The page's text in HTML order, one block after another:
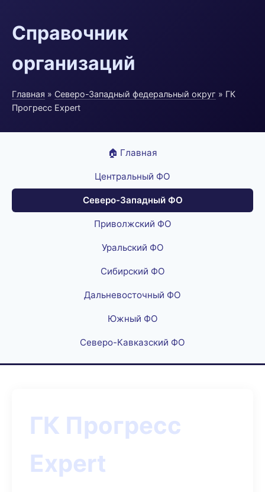
Справочник
организаций
Главная » Северо-Западный федеральный округ » ГК
Прогресс Expert
🏠 Главная
Центральный ФО
Северо-Западный ФО
Приволжский ФО
Уральский ФО
Сибирский ФО
Дальневосточный ФО
Южный ФО
Северо-Кавказский ФО
ГК Прогресс
Expert